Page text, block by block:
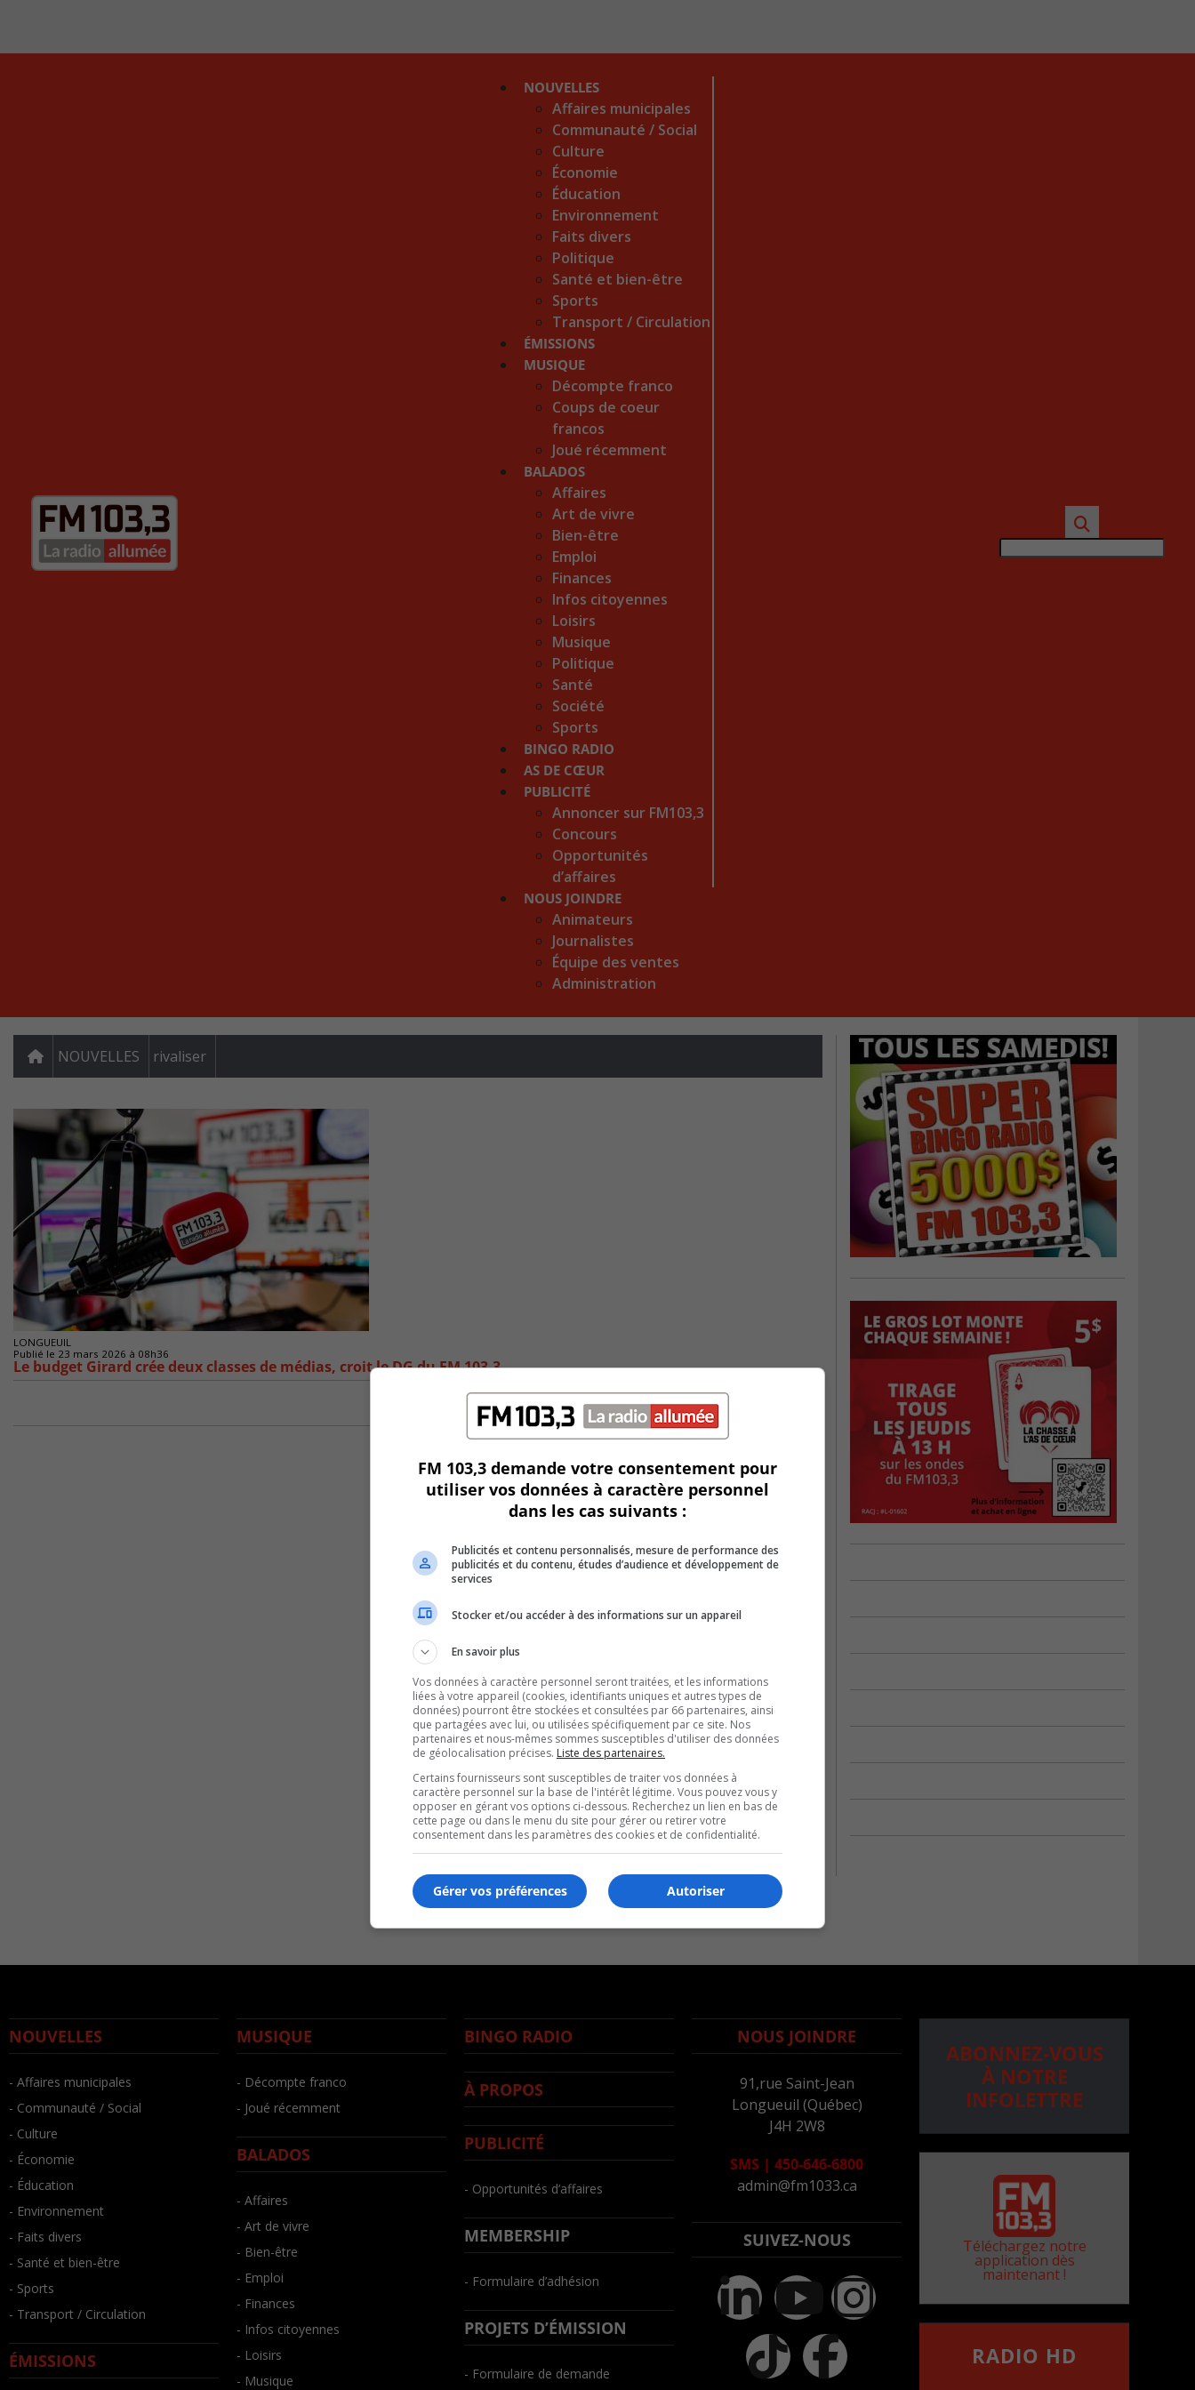
NOUVELLES
Affaires municipales
Communauté / Social
Culture
Économie
Éducation
Environnement
Faits divers
Politique
Santé et bien-être
Sports
Transport / Circulation
ÉMISSIONS
MUSIQUE
Décompte franco
Coups de coeur
francos
Joué récemment
BALADOS
Affaires
Art de vivre
Bien-être
Emploi
Finances
Infos citoyennes
Loisirs
Musique
Politique
Santé
Société
Sports
BINGO RADIO
AS DE CŒUR
PUBLICITÉ
Annoncer sur FM103,3
Concours
Opportunités
d’affaires
NOUS JOINDRE
Animateurs
Journalistes
Équipe des ventes
Administration
NOUVELLES rivaliser
LONGUEUIL
Publié le 23 mars 2026 à 08h36
Le budget Girard crée deux classes de médias, croit le DG du FM 103,3
NOUVELLES
- Affaires municipales
- Communauté / Social
- Culture
- Économie
- Éducation
- Environnement
- Faits divers
- Santé et bien-être
- Sports
- Transport / Circulation
ÉMISSIONS
MUSIQUE
- Décompte franco
- Joué récemment
BALADOS
- Affaires
- Art de vivre
- Bien-être
- Emploi
- Finances
- Infos citoyennes
- Loisirs
- Musique
BINGO RADIO
À PROPOS
PUBLICITÉ
- Opportunités d’affaires
MEMBERSHIP
- Formulaire d’adhésion
PROJETS D’ÉMISSION
- Formulaire de demande
NOUS JOINDRE
91,rue Saint-Jean
Longueuil (Québec)
J4H 2W8
SMS | 450-646-6800
admin@fm1033.ca
SUIVEZ-NOUS
ABONNEZ-VOUS
À NOTRE
INFOLETTRE
Téléchargez notre
application dès
maintenant !
RADIO HD
FM 103,3 demande votre consentement pour
utiliser vos données à caractère personnel
dans les cas suivants :
Publicités et contenu personnalisés, mesure de performance des
publicités et du contenu, études d’audience et développement de
services
Stocker et/ou accéder à des informations sur un appareil
En savoir plus
Vos données à caractère personnel seront traitées, et les informations
liées à votre appareil (cookies, identifiants uniques et autres types de
données) pourront être stockées et consultées par 66 partenaires, ainsi
que partagées avec lui, ou utilisées spécifiquement par ce site. Nos
partenaires et nous-mêmes sommes susceptibles d'utiliser des données
de géolocalisation précises. Liste des partenaires.
Certains fournisseurs sont susceptibles de traiter vos données à
caractère personnel sur la base de l'intérêt légitime. Vous pouvez vous y
opposer en gérant vos options ci-dessous. Recherchez un lien en bas de
cette page ou dans le menu du site pour gérer ou retirer votre
consentement dans les paramètres des cookies et de confidentialité.
Autoriser
Gérer vos préférences